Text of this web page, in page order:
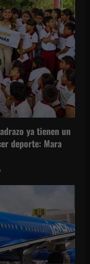
ya tienen un
deporte: Mara